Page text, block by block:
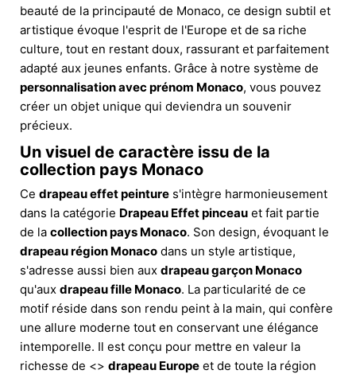
beauté de la principauté de Monaco, ce design subtil et
artistique évoque l'esprit de l'Europe et de sa riche
culture, tout en restant doux, rassurant et parfaitement
adapté aux jeunes enfants. Grâce à notre système de
personnalisation avec prénom Monaco, vous pouvez
créer un objet unique qui deviendra un souvenir
précieux.
Un visuel de caractère issu de la
collection pays Monaco
Ce drapeau effet peinture s'intègre harmonieusement
dans la catégorie Drapeau Effet pinceau et fait partie
de la collection pays Monaco. Son design, évoquant le
drapeau région Monaco dans un style artistique,
s'adresse aussi bien aux drapeau garçon Monaco
qu'aux drapeau fille Monaco. La particularité de ce
motif réside dans son rendu peint à la main, qui confère
une allure moderne tout en conservant une élégance
intemporelle. Il est conçu pour mettre en valeur la
richesse de <> drapeau Europe et de toute la région